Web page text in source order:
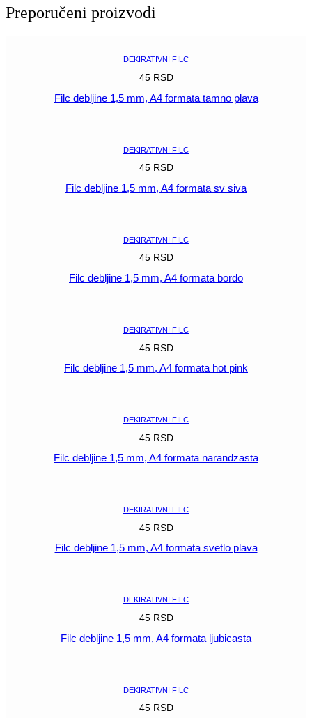
Preporučeni proizvodi
DEKIRATIVNI FILC
45 RSD
Filc debljine 1,5 mm, A4 formata tamno plava
DEKIRATIVNI FILC
45 RSD
Filc debljine 1,5 mm, A4 formata sv siva
DEKIRATIVNI FILC
45 RSD
Filc debljine 1,5 mm, A4 formata bordo
DEKIRATIVNI FILC
45 RSD
Filc debljine 1,5 mm, A4 formata hot pink
DEKIRATIVNI FILC
45 RSD
Filc debljine 1,5 mm, A4 formata narandzasta
DEKIRATIVNI FILC
45 RSD
Filc debljine 1,5 mm, A4 formata svetlo plava
DEKIRATIVNI FILC
45 RSD
Filc debljine 1,5 mm, A4 formata ljubicasta
DEKIRATIVNI FILC
45 RSD